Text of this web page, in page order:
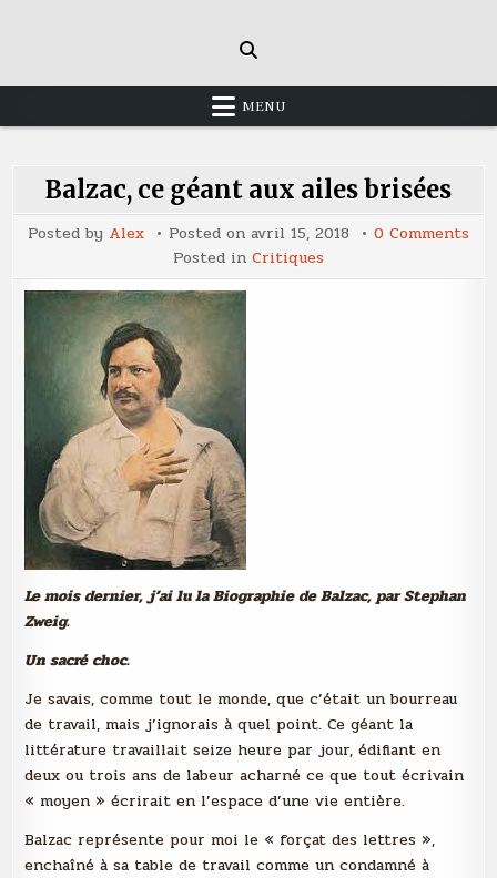
MENU
Balzac, ce géant aux ailes brisées
Posted by Alex Posted on avril 15, 2018 0 Comments
Posted in Critiques
Le mois dernier, j’ai lu la Biographie de Balzac, par Stephan
Zweig.
Un sacré choc.
Je savais, comme tout le monde, que c’était un bourreau
de travail, mais j’ignorais à quel point. Ce géant la
littérature travaillait seize heure par jour, édifiant en
deux ou trois ans de labeur acharné ce que tout écrivain
« moyen » écrirait en l’espace d’une vie entière.
Balzac représente pour moi le « forçat des lettres »,
enchaîné à sa table de travail comme un condamné à